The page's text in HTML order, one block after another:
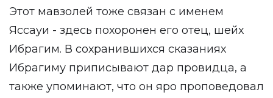
Этот мавзолей тоже связан с именем
Яссауи - здесь похоронен его отец, шейх
Ибрагим. В сохранившихся сказаниях
Ибрагиму приписывают дар провидца, а
также упоминают, что он яро проповедовал